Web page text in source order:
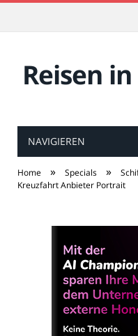
Reisen
NAVIGIEREN
Home » Specials »
Kreuzfahrt Anbieter Portrait